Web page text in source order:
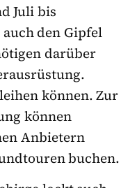
Juli bis
auch den Gipfel
darüber
können. Zur
können
Anbietern
buchen.